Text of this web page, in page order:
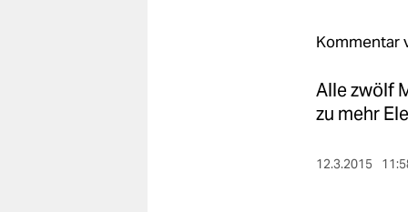
Kommentar
Alle zwölf
zu mehr
12.3.2015